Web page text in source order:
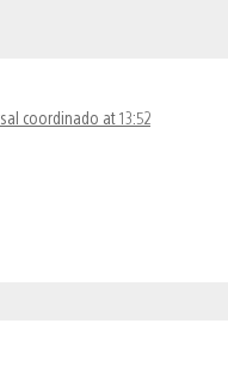
coordinado at 13:52